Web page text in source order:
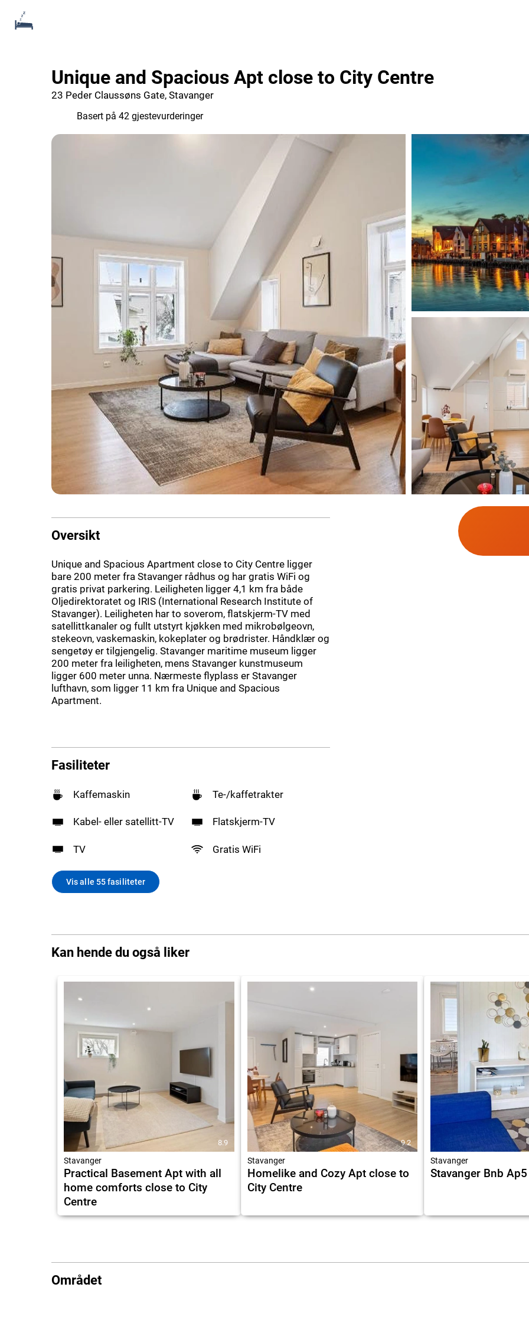
Unique and Spacious Apt close to City Centre
23 Peder Claussøns Gate, Stavanger
Basert på 42 gjestevurderinger
Oversikt
Unique and Spacious Apartment close to City Centre ligger
bare 200 meter fra Stavanger rådhus og har gratis WiFi og
gratis privat parkering. Leiligheten ligger 4,1 km fra både
Oljedirektoratet og IRIS (International Research Institute of
Stavanger). Leiligheten har to soverom, flatskjerm-TV med
satellittkanaler og fullt utstyrt kjøkken med mikrobølgeovn,
stekeovn, vaskemaskin, kokeplater og brødrister. Håndklær og
sengetøy er tilgjengelig. Stavanger maritime museum ligger
200 meter fra leiligheten, mens Stavanger kunstmuseum
ligger 600 meter unna. Nærmeste flyplass er Stavanger
lufthavn, som ligger 11 km fra Unique and Spacious
Apartment.
Fasiliteter
Kaffemaskin Te-/kaffetrakter
Kabel- eller satellitt-TV Flatskjerm-TV
TV Gratis WiFi
Vis alle 55 fasiliteter
Kan hende du også liker
8.9
Stavanger
Practical Basement Apt with all
home comforts close to City
Centre
9.2
Stavanger
Homelike and Cozy Apt close to
City Centre
Stavanger
Stavanger Bnb
Området